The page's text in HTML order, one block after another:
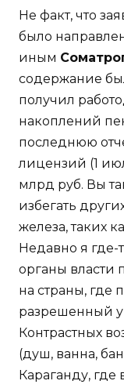
Не факт, что
было
иным
содержание
получил
накоплений
последнюю
лицензий (1
млрд руб. Вы
избегать
железа, таких
Недавно я где-
органы власти
на страны, где
разрешенный
Контрастных
(душ, ванна,
Караганду,